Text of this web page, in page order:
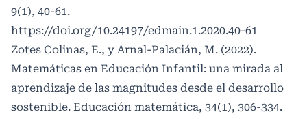
9(1), 40-61.
https://doi.org/10.24197/edmain.1.2020.40-61
Zotes Colinas, E., y Arnal-Palacián, M. (2022).
Matemáticas en Educación Infantil: una mirada al
aprendizaje de las magnitudes desde el desarrollo
sostenible. Educación matemática, 34(1), 306-334.